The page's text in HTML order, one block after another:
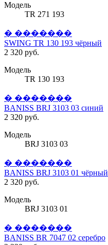
Модель
TR 271 193
� �������
SWING TR 130 193 чёрный
2 320 руб.
Модель
TR 130 193
� �������
BANISS BRJ 3103 03 синий
2 320 руб.
Модель
BRJ 3103 03
� �������
BANISS BRJ 3103 01 чёрный
2 320 руб.
Модель
BRJ 3103 01
� �������
BANISS BR 7047 02 серебро